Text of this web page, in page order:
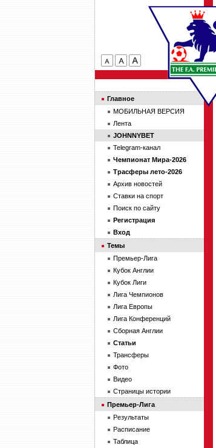
Главное
МОБИЛЬНАЯ ВЕРСИЯ
Лента
JOHNNYBET
Telegram-канал
Чемпионат Мира-2026
Трасферы лето-2026
Архив новостей
Ставки на спорт
Поиск по сайту
Регистрация
Вход
Темы
Премьер-Лига
Кубок Англии
Кубок Лиги
Лига Чемпионов
Лига Европы
Лига Конференций
Сборная Англии
Статьи
Трансферы
Фото
Видео
Страницы истории
Премьер-Лига
Результаты
Расписание
Таблица